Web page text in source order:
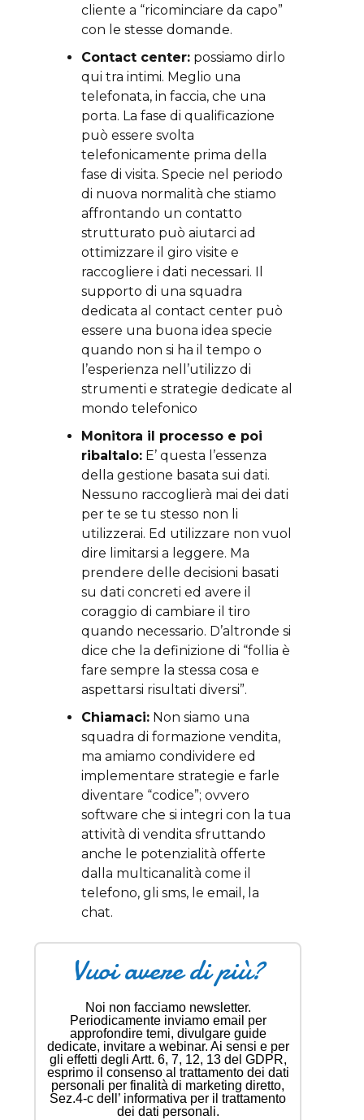
cliente a “ricominciare da capo”
con le stesse domande.
Contact center:possiamo dirlo
qui tra intimi. Meglio una
telefonata, in faccia, che una
porta. La fase di qualificazione
può essere svolta
telefonicamente prima della
fase di visita. Specie nel periodo
di nuova normalità che stiamo
affrontando un contatto
strutturato può aiutarci ad
ottimizzare il giro visite e
raccogliere i dati necessari. Il
supporto di una squadra
dedicata al contact center può
essere una buona idea specie
quando non si ha il tempo o
l’esperienza nell’utilizzo di
strumenti e strategie dedicate al
mondo telefonico
Monitora il processo e poi
ribaltalo:E’ questa l’essenza
della gestione basata sui dati.
Nessuno raccoglierà mai dei dati
per te se tu stesso non li
utilizzerai. Ed utilizzare non vuol
dire limitarsi a leggere. Ma
prendere delle decisioni basati
su dati concreti ed avere il
coraggio di cambiare il tiro
quando necessario. D’altronde si
dice che la definizione di “follia è
fare sempre la stessa cosa e
aspettarsi risultati diversi”.
Chiamaci:Non siamo una
squadra di formazione vendita,
ma amiamo condividere ed
implementare strategie e farle
diventare “codice”; ovvero
software che si integri con la tua
attività di vendita sfruttando
anche le potenzialità offerte
dalla multicanalità come il
telefono, gli sms, le email, la
chat.
Vuoi avere di più?
Noi non facciamo newsletter.
Periodicamente inviamo email per
approfondire temi, divulgare guide
dedicate, invitare a webinar. Ai sensi e per
gli effetti degli Artt. 6, 7, 12, 13 del GDPR,
esprimo il consenso al trattamento dei dati
personali per finalità di marketing diretto,
Sez.4-c dell’ informativa per il trattamento
dei dati personali.